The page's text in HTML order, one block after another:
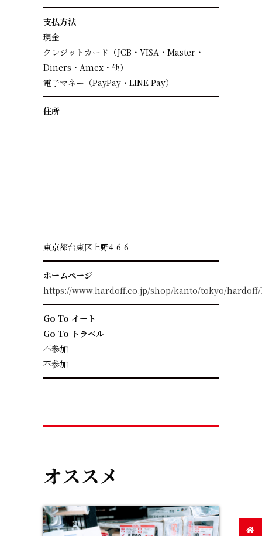
支払方法
現金
クレジットカード（JCB・VISA・Master・
Diners・Amex・他）
電子マネー（PayPay・LINE Pay）
住所
東京都台東区上野4-6-6
ホームページ
https://www.hardoff.co.jp/shop/kanto/tokyo/hardoff/
Go To イート
Go To トラベル
不参加
不参加
オススメ